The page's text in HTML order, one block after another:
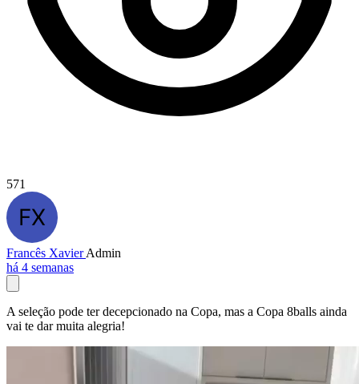
571
Francês XavierAdmin
há 4 semanas
A seleção pode ter decepcionado na Copa, mas a Copa 8balls ainda
vai te dar muita alegria!